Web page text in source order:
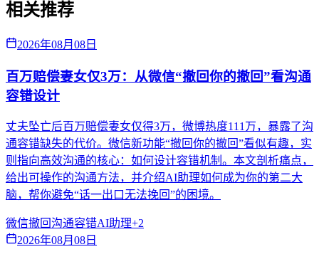
相关推荐
2026年08月08日
百万赔偿妻女仅3万：从微信“撤回你的撤回”看沟通
容错设计
丈夫坠亡后百万赔偿妻女仅得3万，微博热度111万，暴露了沟
通容错缺失的代价。微信新功能“撤回你的撤回”看似有趣，实
则指向高效沟通的核心：如何设计容错机制。本文剖析痛点，
给出可操作的沟通方法，并介绍AI助理如何成为你的第二大
脑，帮你避免“话一出口无法挽回”的困境。
微信撤回沟通容错AI助理+2
2026年08月08日